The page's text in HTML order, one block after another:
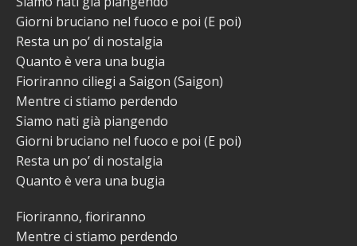
Giorni bruciano nel fuoco e poi (E poi)
Resta un po’ di nostalgia
Quanto è vera una bugia
Fioriranno ciliegi a Saigon (Saigon)
Mentre ci stiamo perdendo
Siamo nati già piangendo
Giorni bruciano nel fuoco e poi (E poi)
Resta un po’ di nostalgia
Quanto è vera una bugia
Fioriranno, fioriranno
Mentre ci stiamo perdendo